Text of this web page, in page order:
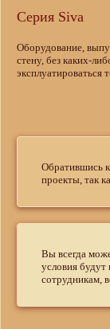
Серия Siva
Оборудование,
стену, без каких-
эксплуатироваться
Обратившись
проекты, так
Вы всегда
условия
сотрудникам,